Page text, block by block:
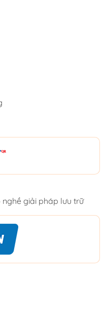
nghề giải pháp lưu trữ